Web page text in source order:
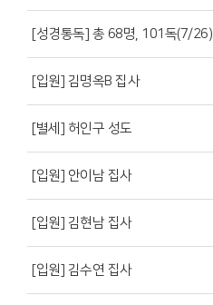
[성경통독] 총 68명, 101독(7/26)
[입원] 김명옥B 집사
[별세] 허인구 성도
[입원] 안이남 집사
[입원] 김현남 집사
[입원] 김수연 집사